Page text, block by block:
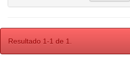
Resultado 1-1 de 1.